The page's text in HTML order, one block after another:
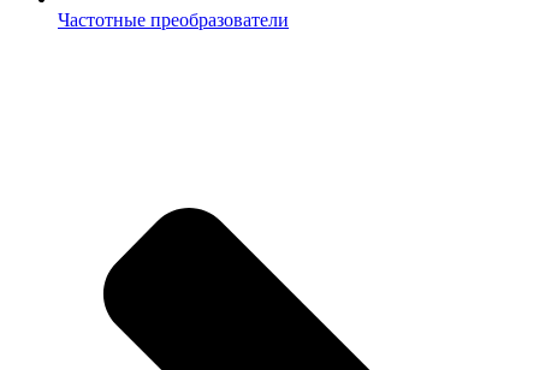
Частотные преобразователи